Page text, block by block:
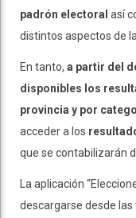
padrón electoral así
distintos aspectos de
En tanto, a partir del
disponibles los
provincia y por
acceder a los
que se contabilizarán
La aplicación
descargarse desde